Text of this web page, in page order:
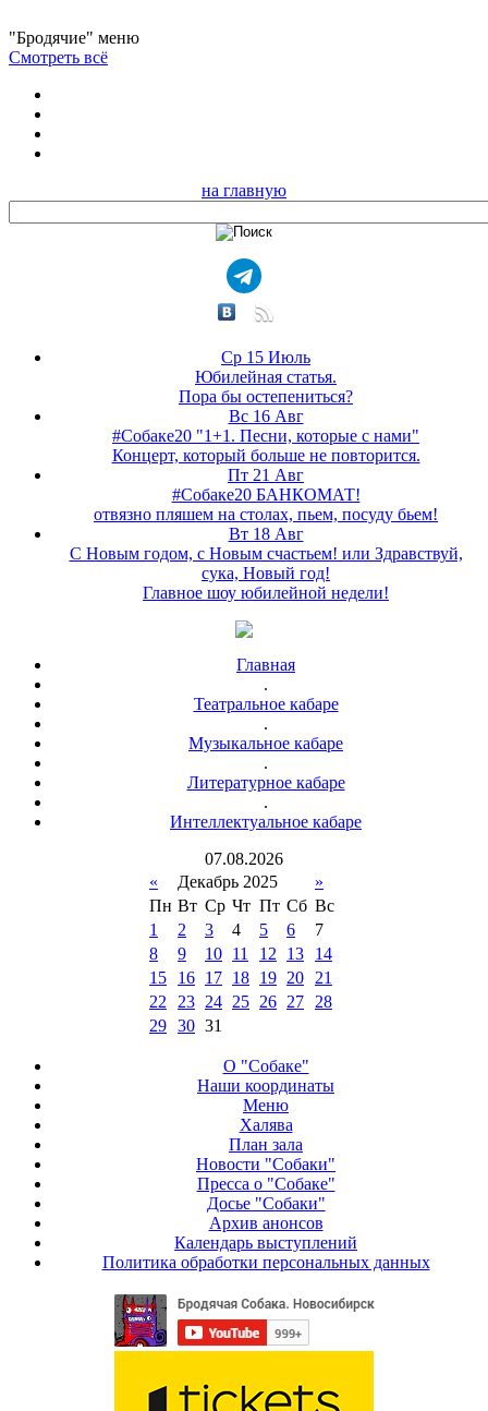
"Бродячие" меню
Смотреть всё
на главную
Ср 15 Июль
Юбилейная статья.
Пора бы остепениться?
Вс 16 Авг
#Собаке20 "1+1. Песни, которые с нами"
Концерт, который больше не повторится.
Пт 21 Авг
#Собаке20 БАНКОМАТ!
отвязно пляшем на столах, пьем, посуду бьем!
Вт 18 Авг
С Новым годом, с Новым счастьем! или Здравствуй,
сука, Новый год!
Главное шоу юбилейной недели!
Главная
.
Театральное кабаре
.
Музыкальное кабаре
.
Литературное кабаре
.
Интеллектуальное кабаре
07.08.2026
«
Декабрь 2025
»
Пн Вт Ср Чт Пт Сб Вс
1
2 3 4 5 6
7
8
9 10 11 12 13
14
15
16 17 18 19 20
21
22
23 24 25 26 27
28
29 30 31
О "Собаке"
Наши координаты
Меню
Халява
План зала
Новости "Собаки"
Пресса о "Собаке"
Досье "Собаки"
Архив анонсов
Календарь выступлений
Политика обработки персональных данных